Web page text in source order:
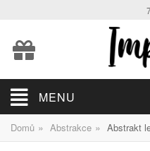
MENU
Domů » Abstrakce » Abstrakt